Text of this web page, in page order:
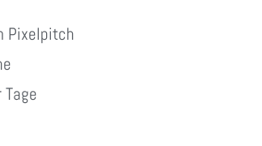
Pixelpitch